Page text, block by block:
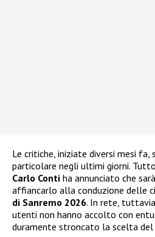
Le critiche, iniziate diversi mesi
particolare negli ultimi giorni.
Carlo Conti ha annunciato che
affiancarlo alla conduzione delle
di Sanremo 2026. In rete,
utenti non hanno accolto con
duramente stroncato la scelta